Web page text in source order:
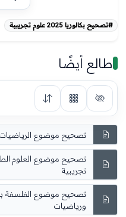
#تصحيح بكالوريا 2025 علوم تجريبية
طالع أيضًا
تصحيح موضوع الرياضيات بكالوريا 2025
تجريبية
ورياضيات